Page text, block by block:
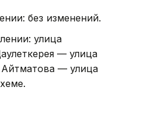
без изменений.
улица
— улица
— улица